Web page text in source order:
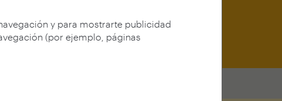
y para mostrarte publicidad
(por ejemplo, páginas